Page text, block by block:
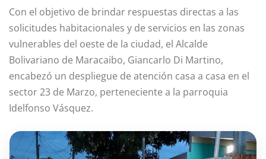
Con el objetivo de brindar respuestas directas a las
solicitudes habitacionales y de servicios en las zonas
vulnerables del oeste de la ciudad, el Alcalde
Bolivariano de Maracaibo, Giancarlo Di Martino,
encabezó un despliegue de atención casa a casa en el
sector 23 de Marzo, perteneciente a la parroquia
Idelfonso Vásquez.